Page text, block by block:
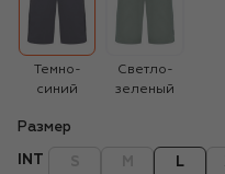
Темно-
синий
Светло-
зеленый
Размер
INT L